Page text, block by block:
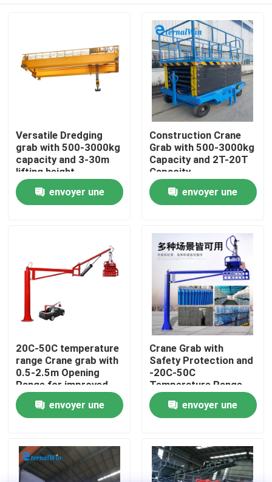
Maison
Produits
Au sujet de nous
Contrôle de qualité
Contactez-nous
Demandez une citation
Machine de grue d'ascenseur
grue de chenille d'araignée
Versatile Dredging
grab with 500-3000kg
capacity and 3-30m
lifting height
envoyer une
Construction Crane
Grab with 500-3000kg
Capacity and 2T-20T
Capacity
envoyer une
20C-50C temperature
range Crane grab with
0.5-2.5m Opening
Range for improved
material handling
efficiency and
performance
envoyer une
Crane Grab with
Safety Protection and
-20C-50C
Temperature Range
for Logistics Handling
in Challenging
Environments
envoyer une